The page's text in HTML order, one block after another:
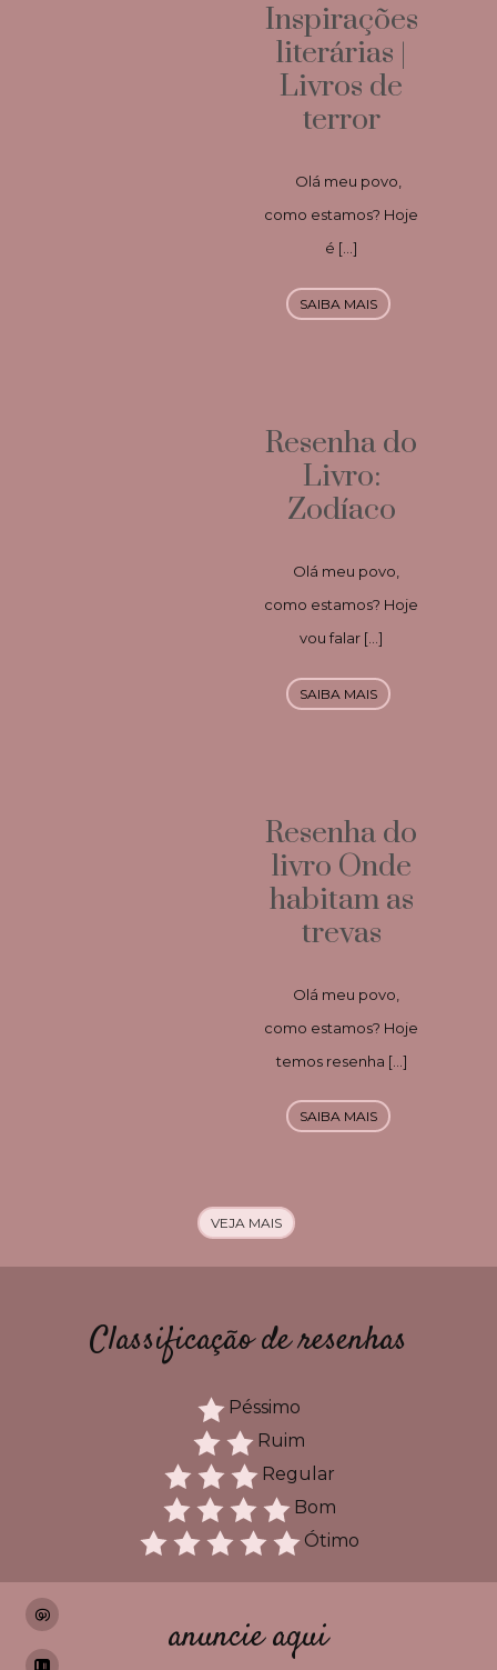
Inspirações
literárias |
Livros de
terror
Olá meu povo,
como estamos? Hoje
é […]
SAIBA MAIS
Resenha do
Livro:
Zodíaco
Olá meu povo,
como estamos? Hoje
vou falar […]
SAIBA MAIS
Resenha do
livro Onde
habitam as
trevas
Olá meu povo,
como estamos? Hoje
temos resenha […]
SAIBA MAIS
VEJA MAIS
Classificação de resenhas
Péssimo
Ruim
Regular
Bom
Ótimo
anuncie aqui